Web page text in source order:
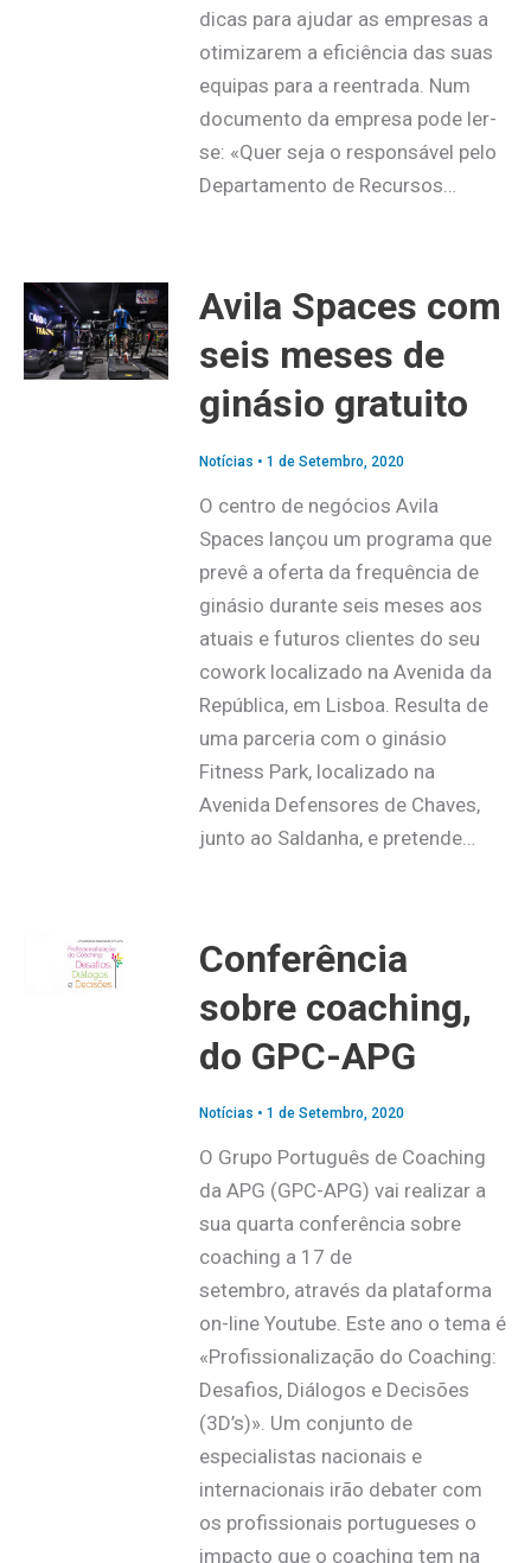
dicas para ajudar as empresas a
otimizarem a eficiência das suas
equipas para a reentrada. Num
documento da empresa pode ler-
se: «Quer seja o responsável pelo
Departamento de Recursos…
Avila Spaces com
seis meses de
ginásio gratuito
Notícias • 1 de Setembro, 2020
O centro de negócios Avila
Spaces lançou um programa que
prevê a oferta da frequência de
ginásio durante seis meses aos
atuais e futuros clientes do seu
cowork localizado na Avenida da
República, em Lisboa. Resulta de
uma parceria com o ginásio
Fitness Park, localizado na
Avenida Defensores de Chaves,
junto ao Saldanha, e pretende…
Conferência
sobre coaching,
do GPC-APG
Notícias • 1 de Setembro, 2020
O Grupo Português de Coaching
da APG (GPC-APG) vai realizar a
sua quarta conferência sobre
coaching a 17 de
setembro, através da plataforma
on-line Youtube. Este ano o tema é
«Profissionalização do Coaching:
Desafios, Diálogos e Decisões
(3D’s)». Um conjunto de
especialistas nacionais e
internacionais irão debater com
os profissionais portugueses o
impacto que o coaching tem na